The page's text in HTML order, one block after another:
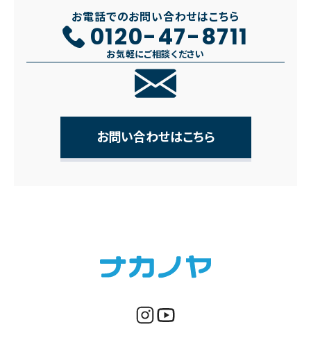
お電話でのお問い合わせはこちら
0120-47-8711
お気軽にご相談ください
お問い合わせはこちら